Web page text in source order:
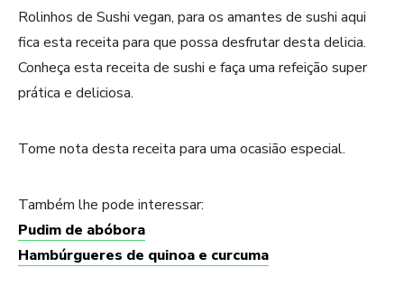
Rolinhos de Sushi vegan, para os amantes de sushi aqui
fica esta receita para que possa desfrutar desta delicia.
Conheça esta receita de sushi e faça uma refeição super
prática e deliciosa.
Tome nota desta receita para uma ocasião especial.
Também lhe pode interessar:
Pudim de abóbora
Hambúrgueres de quinoa e curcuma